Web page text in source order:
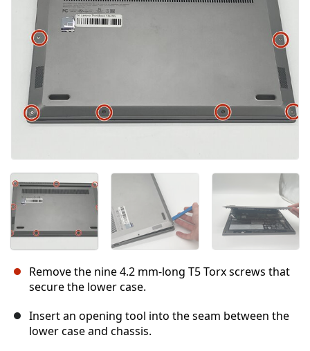
Remove the nine 4.2 mm-long T5 Torx screws that
secure the lower case.
Insert an opening tool into the seam between the
lower case and chassis.